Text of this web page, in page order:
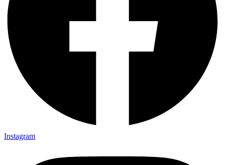
Instagram